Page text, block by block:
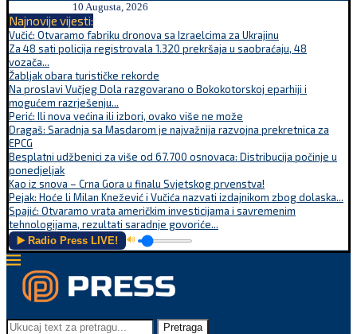
10 Augusta, 2026
Najnovije vijesti:
Vučić: Otvaramo fabriku dronova sa Izraelcima za Ukrajinu
Za 48 sati policija registrovala 1.320 prekršaja u saobraćaju, 48
vozača...
Žabljak obara turističke rekorde
Na proslavi Vučjeg Dola razgovarano o Bokokotorskoj eparhiji i
mogućem razrješenju...
Perić: Ili nova većina ili izbori, ovako više ne može
Dragaš: Saradnja sa Masdarom je najvažnija razvojna prekretnica za
EPCG
Besplatni udžbenici za više od 67.700 osnovaca: Distribucija počinje u
ponedjeljak
Kao iz snova – Crna Gora u finalu Svjetskog prvenstva!
Pejak: Hoće li Milan Knežević i Vučića nazvati izdajnikom zbog dolaska...
Spajić: Otvaramo vrata američkim investicijama i savremenim
tehnologijama, rezultati saradnje govoriće...
▶️ Radio Press LIVE! 🔊
Pretraga